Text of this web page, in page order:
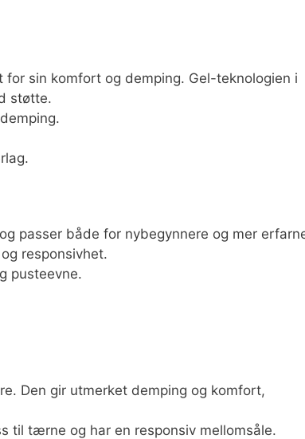
for sin komfort og demping. Gel-teknologien i
støtte.
passer både for nybegynnere og mer
responsivhet.
pusteevne.
Den gir utmerket demping og komfort,
til tærne og har en responsiv mellomsåle.